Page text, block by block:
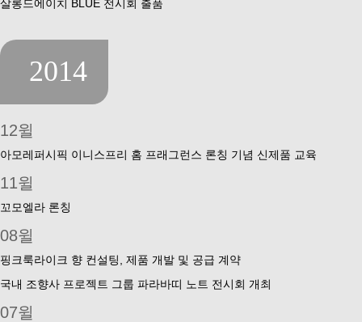
살롱드에이치 BLUE 전시회 출품
2014
12윌
아모레퍼시픽 이니스프리 홈 프래그런스 론칭 기념 신제품 교육
11윌
꼬모엘라 론칭
08윌
핑크룩라이크 향 컨설팅, 제품 개발 및 공급 계약
국내 조향사 프로젝트 그룹 파라바띠 노트 전시회 개최
07윌